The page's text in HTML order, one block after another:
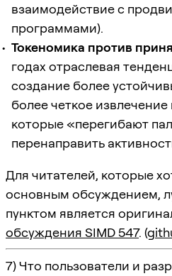
взаимодействие с
программами).
Токеномика против
годах отраслевая
создание более
более четкое
которые «перегибают
перенаправить
Для читателей, которые
основным обсуждением,
пунктом является
обсуждения SIMD 547. (
7) Что пользователи и